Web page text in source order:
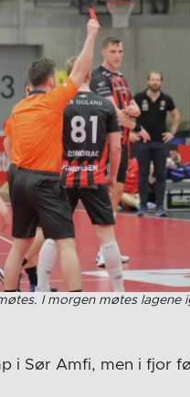
I morgen møtes lagene
i Sør Amfi, men i fjor